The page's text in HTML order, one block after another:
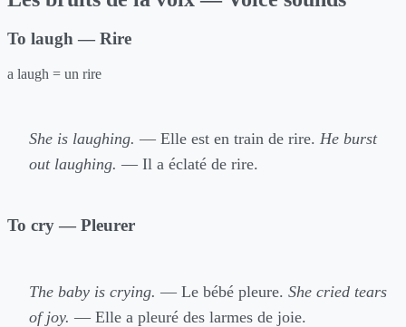
To laugh — Rire
a laugh = un rire
She is laughing. — Elle est en train de rire. He burst
out laughing. — Il a éclaté de rire.
To cry — Pleurer
The baby is crying. — Le bébé pleure. She cried tears
of joy. — Elle a pleuré des larmes de joie.